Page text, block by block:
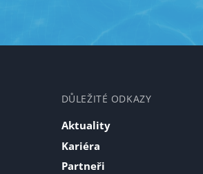
DŮLEŽITÉ ODKAZY
Aktuality
Kariéra
Partneři